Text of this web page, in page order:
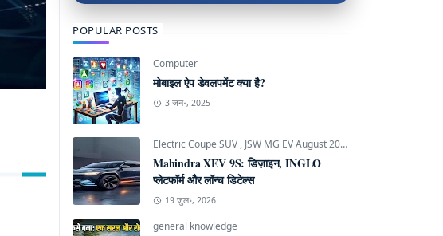
POPULAR POSTS
Computer
मोबाइल ऐप डेवलपमेंट क्या है?
3 जन॰, 2025
Electric Coupe SUV , JSW MG EV August 2026
Mahindra XEV 9S: डिज़ाइन, INGLO
प्लेटफॉर्म और लॉन्च डिटेल्स
19 जुल॰, 2026
general knowledge